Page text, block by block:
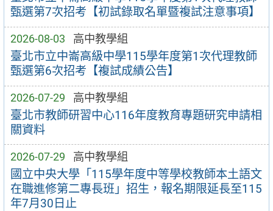
甄選第7次招考【初試錄取名單暨複試注意事項】
2026-08-03 高中教學組
臺北市立中崙高級中學115學年度第1次代理教師
甄選第6次招考【複試成績公告】
2026-07-29 高中教學組
臺北市教師研習中心116年度教育專題研究申請相
關資料
2026-07-29 高中教學組
國立中央大學「115學年度中等學校教師本土語文
在職進修第二專長班」招生，報名期限延長至115
年7月30日止